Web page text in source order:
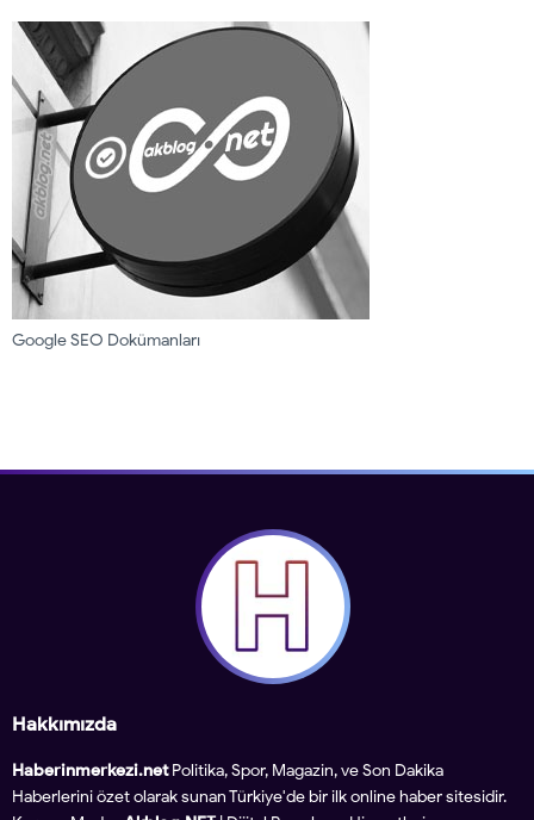
Google SEO Dokümanları
Hakkımızda
Haberinmerkezi.netPolitika, Spor, Magazin, ve Son Dakika
Haberlerini özet olarak sunan Türkiye'de bir ilk online haber sitesidir.